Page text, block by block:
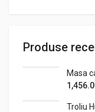
Produse
Masa
Troliu